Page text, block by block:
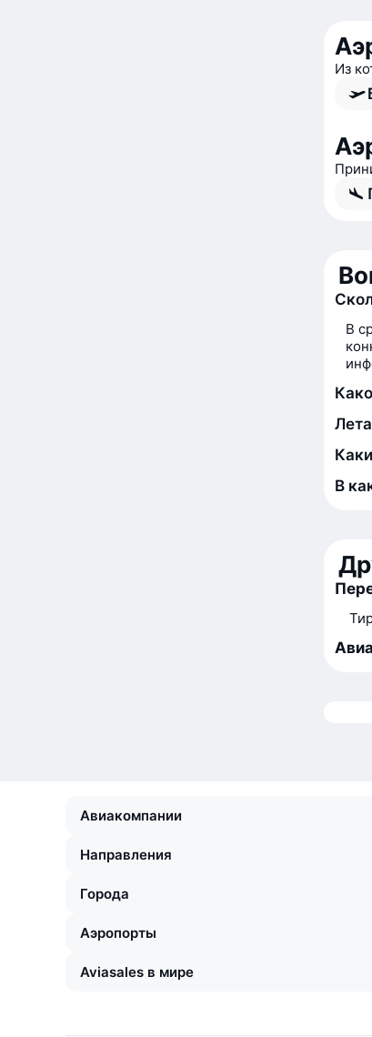
Из
В
В
Авиакомпании
Направления
Города
Аэропорты
Aviasales в мире